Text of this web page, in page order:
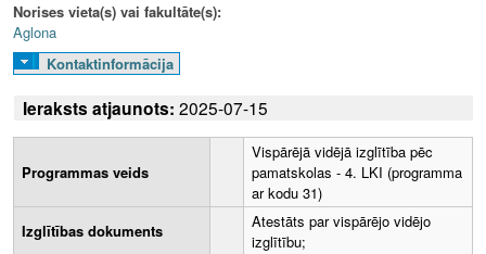
Norises vieta(s) vai fakultāte(s):
Aglona
Kontaktinformācija
Ieraksts atjaunots: 2025-07-15
Programmas veids
Vispārējā vidējā izglītība pēc
pamatskolas - 4. LKI (programma
ar kodu 31)
Izglītības dokuments
Atestāts par vispārējo vidējo
izglītību;